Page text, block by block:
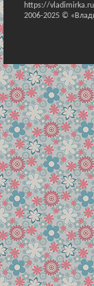
https://
2006-2025 ©